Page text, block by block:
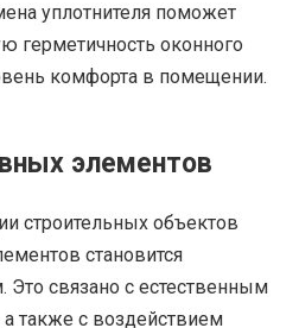
уплотнителя поможет
герметичность оконного
комфорта в помещении.
элементов
строительных объектов
становится
связано с естественным
также с воздействием